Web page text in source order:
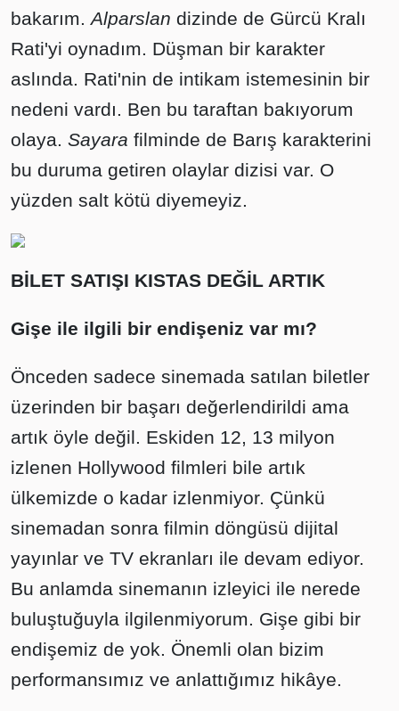
bakarım.Alparslan dizinde de Gürcü Kralı
Rati'yi oynadım. Düşman bir karakter
aslında. Rati'nin de intikam istemesinin bir
nedeni vardı. Ben bu taraftan bakıyorum
olaya. Sayara filminde de Barış karakterini
bu duruma getiren olaylar dizisi var. O
yüzden salt kötü diyemeyiz.
BİLET SATIŞI KISTAS DEĞİL ARTIK
Gişe ile ilgili bir endişeniz var mı?
Önceden sadece sinemada satılan biletler
üzerinden bir başarı değerlendirildi ama
artık öyle değil. Eskiden 12, 13 milyon
izlenen Hollywood filmleri bile artık
ülkemizde o kadar izlenmiyor. Çünkü
sinemadan sonra filmin döngüsü dijital
yayınlar ve TV ekranları ile devam ediyor.
Bu anlamda sinemanın izleyici ile nerede
buluştuğuyla ilgilenmiyorum. Gişe gibi bir
endişemiz de yok. Önemli olan bizim
performansımız ve anlattığımız hikâye.